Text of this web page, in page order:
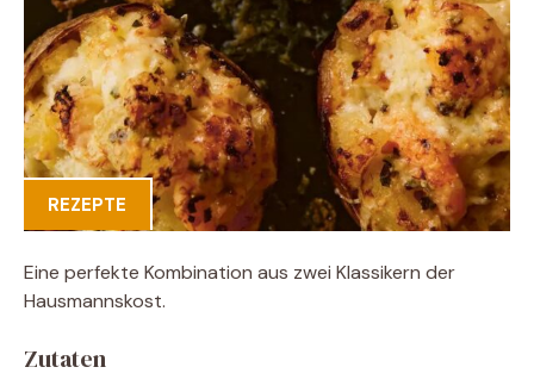
REZEPTE
Eine perfekte Kombination aus zwei Klassikern der
Hausmannskost.
Zutaten